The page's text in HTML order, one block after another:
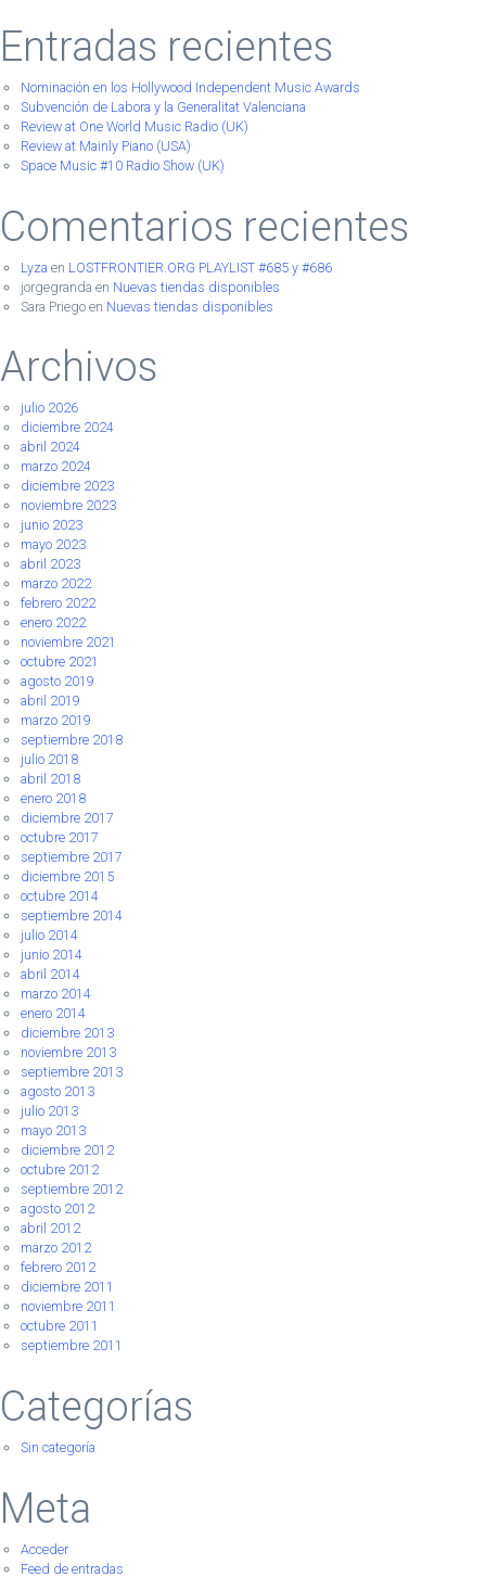
Entradas recientes
Nominación en los Hollywood Independent Music Awards
Subvención de Labora y la Generalitat Valenciana
Review at One World Music Radio (UK)
Review at Mainly Piano (USA)
Space Music #10 Radio Show (UK)
Comentarios recientes
Lyza en LOSTFRONTIER.ORG PLAYLIST #685 y #686
jorgegranda en Nuevas tiendas disponibles
Sara Priegoen Nuevas tiendas disponibles
Archivos
julio 2026
diciembre 2024
abril 2024
marzo 2024
diciembre 2023
noviembre 2023
junio 2023
mayo 2023
abril 2023
marzo 2022
febrero 2022
enero 2022
noviembre 2021
octubre 2021
agosto 2019
abril 2019
marzo 2019
septiembre 2018
julio 2018
abril 2018
enero 2018
diciembre 2017
octubre 2017
septiembre 2017
diciembre 2015
octubre 2014
septiembre 2014
julio 2014
junio 2014
abril 2014
marzo 2014
enero 2014
diciembre 2013
noviembre 2013
septiembre 2013
agosto 2013
julio 2013
mayo 2013
diciembre 2012
octubre 2012
septiembre 2012
agosto 2012
abril 2012
marzo 2012
febrero 2012
diciembre 2011
noviembre 2011
octubre 2011
septiembre 2011
Categorías
Sin categoría
Meta
Acceder
Feed de entradas